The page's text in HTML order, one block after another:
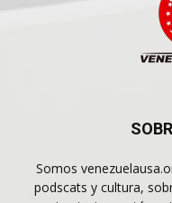
Somos
podscats y cultura,